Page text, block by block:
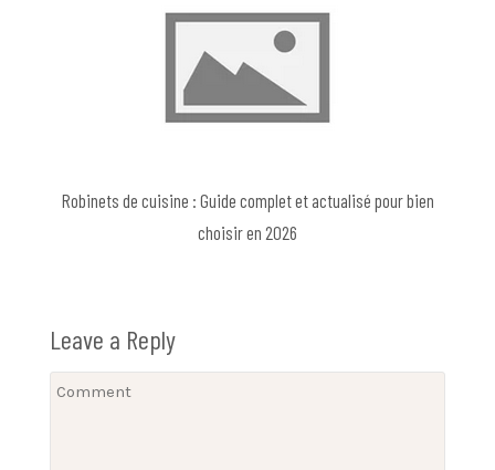
Robinets de cuisine : Guide complet et actualisé pour bien
choisir en 2026
Leave a Reply